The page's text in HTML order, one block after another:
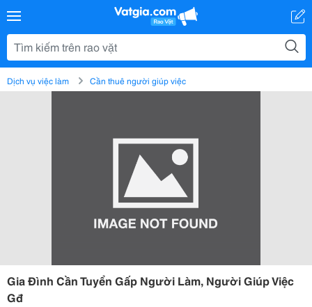
Dịch vụ việc làm Cần thuê người giúp việc
Gia Đình Cần Tuyển Gấp Người Làm, Người Giúp Việc
Gđ